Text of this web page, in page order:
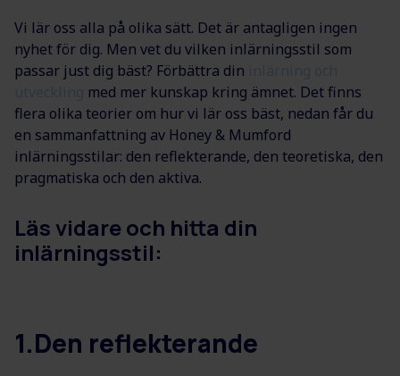
Vi lär oss alla på olika sätt. Det är antagligen ingen
nyhet för dig. Men vet du vilken inlärningsstil som
passar just dig bäst? Förbättra din
med mer kunskap kring ämnet. Det finns
flera olika teorier om hur vi lär oss bäst, nedan får du
en sammanfattning av Honey & Mumford
inlärningsstilar: den reflekterande, den teoretiska, den
pragmatiska och den aktiva.
Läs vidare och hitta din
inlärningsstil:
1.Den reflekterande